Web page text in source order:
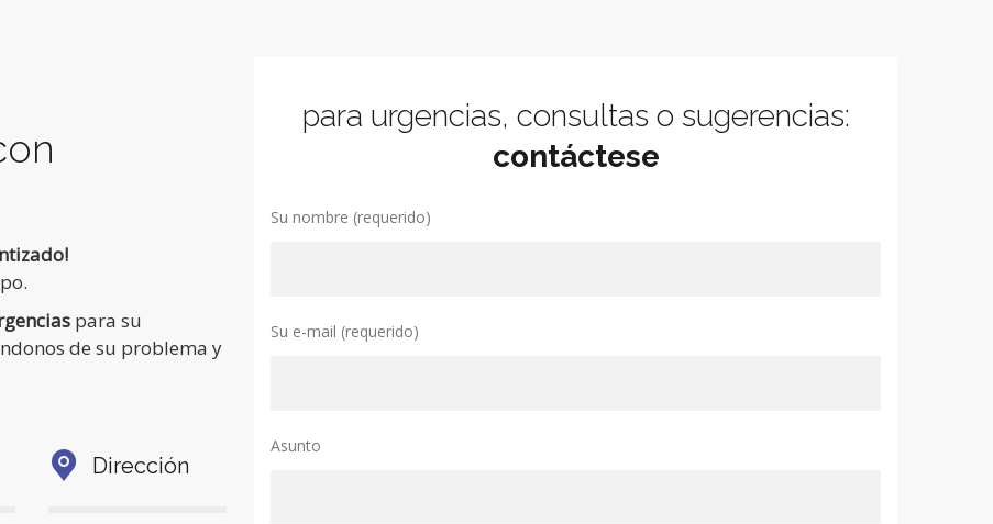
para su
de su problema y
Dirección
para urgencias, consultas o sugerencias:
contáctese
Su nombre (requerido)
Su e-mail (requerido)
Asunto